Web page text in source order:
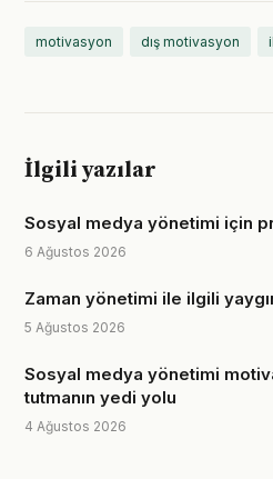
motivasyon dış motivasyon
İlgili yazılar
Sosyal medya yönetimi için
6 Ağustos 2026
Zaman yönetimi ile ilgili
5 Ağustos 2026
Sosyal medya yönetimi
tutmanın yedi yolu
4 Ağustos 2026